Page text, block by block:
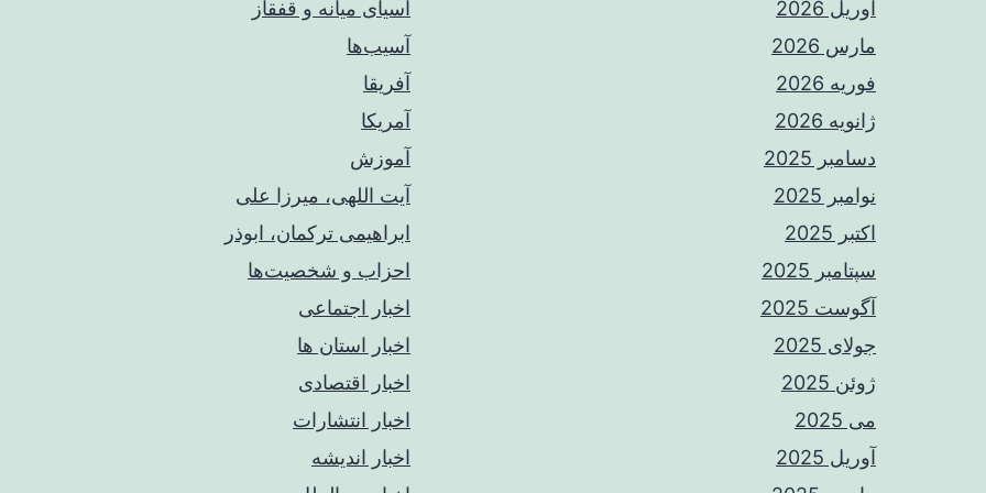
آوریل 2026
مارس 2026
فوریه 2026
ژانویه 2026
دسامبر 2025
نوامبر 2025
اکتبر 2025
سپتامبر 2025
آگوست 2025
جولای 2025
ژوئن 2025
می 2025
آوریل 2025
آسیای میانه و قفقاز
آسیب‌ها
آفریقا
آمریکا
آموزش
آیت اللهی، میرزا علی
ابراهیمی ترکمان، ابوذر
احزاب و شخصیت‌ها
اخبار اجتماعی
اخبار استان ها
اخبار اقتصادی
اخبار انتشارات
اخبار اندیشه